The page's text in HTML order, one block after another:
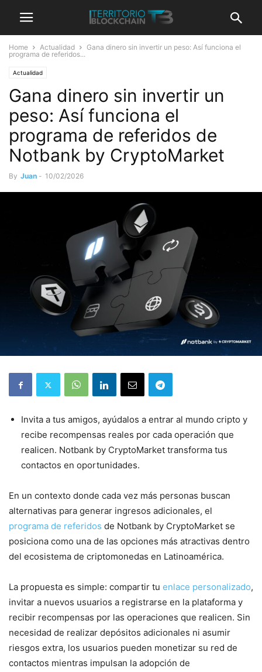
Home Actualidad
Gana dinero sin invertir un peso: Así funciona el
programa de referidos...
Actualidad
Gana dinero sin invertir un
peso: Así funciona el
programa de referidos de
Notbank by CryptoMarket
By Juan - 10/02/2026
Invita a tus amigos, ayúdalos a entrar al mundo cripto y
recibe recompensas reales por cada operación que
realicen. Notbank by CryptoMarket transforma tus
contactos en oportunidades.
En un contexto donde cada vez más personas buscan
alternativas para generar ingresos adicionales, el
programa de referidos de Notbank by CryptoMarket se
posiciona como una de las opciones más atractivas dentro
del ecosistema de criptomonedas en Latinoamérica.
La propuesta es simple: compartir tu enlace personalizado,
invitar a nuevos usuarios a registrarse en la plataforma y
recibir recompensas por las operaciones que realicen. Sin
necesidad de realizar depósitos adicionales ni asumir
riesgos extra, los usuarios pueden monetizar su red de
contactos mientras impulsan la adopción de